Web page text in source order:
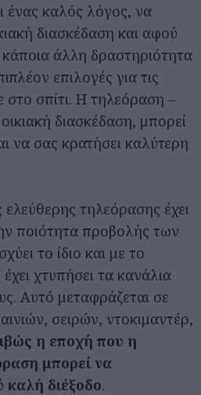
ένας καλός λόγος, να
διασκέδαση και αφού
άλλη δραστηριότητα
επιλογές για τις
στο σπίτι. Η τηλεόραση –
διασκέδαση, μπορεί
να σας κρατήσει καλύτερη
τηλεόρασης έχει
ποιότητα προβολής των
το ίδιο και με το
χτυπήσει τα κανάλια
Αυτό μεταφράζεται σε
σειρών, ντοκιμαντέρ,
η εποχή που η
μπορεί να
καλή διέξοδο.